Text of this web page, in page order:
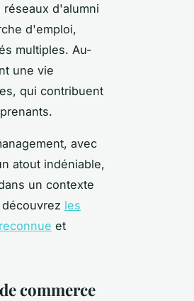
d'alumni
d'emploi,
multiples. Au-
une vie
qui contribuent
avec
atout indéniable,
un contexte
les
et
commerce